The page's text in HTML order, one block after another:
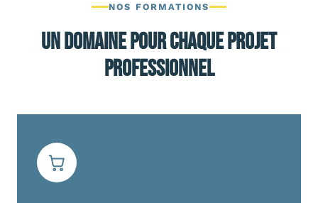
NOS FORMATIONS
Un domaine pour chaque projet
professionnel